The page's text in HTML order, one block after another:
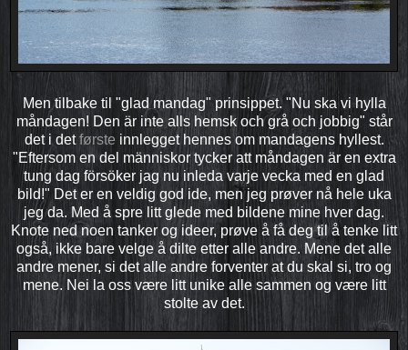
Men tilbake til "glad mandag" prinsippet. "Nu ska vi hylla
måndagen! Den är inte alls hemsk och grå och jobbig" står
det i detførste innlegget hennes om mandagens hyllest.
"Eftersom en del människor tycker att måndagen är en extra
tung dag försöker jag nu inleda varje vecka med en glad
bild!" Det er en veldig god ide, men jeg prøver nå hele uka
jeg da. Med å spre litt glede med bildene mine hver dag.
Knote ned noen tanker og ideer, prøve å få deg til å tenke litt
også, ikke bare velge å dilte etter alle andre. Mene det alle
andre mener, si det alle andre forventer at du skal si, tro og
mene. Nei la oss være litt unike alle sammen og være litt
stolte av det.